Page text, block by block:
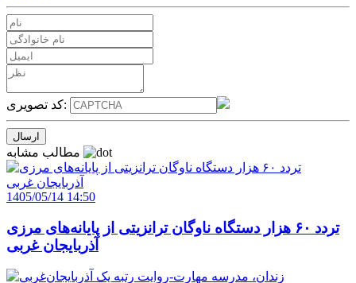
کد تصویری:
1405/05/14 14:50
تردد ۶۰ هزار دستگاه ناوگان ترانزیتی از پایانه‌های مرزی
آذربایجان ‌غربی